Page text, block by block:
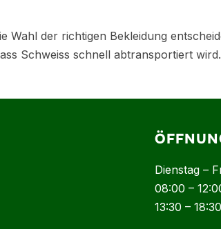
Wahl der richtigen Bekleidung
Schweiss schnell abtransportiert wird.
Dienstag –
08:00 –
13:30 –